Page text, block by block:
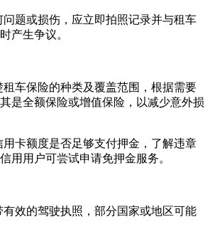
题或损伤，应立即拍照记录并与租车
产生争议。
车保险的种类及覆盖范围，根据需要
是全额保险或增值保险，以减少意外损
卡额度是否足够支付押金，了解违章
用用户可尝试申请免押金服务。
效的驾驶执照，部分国家或地区可能